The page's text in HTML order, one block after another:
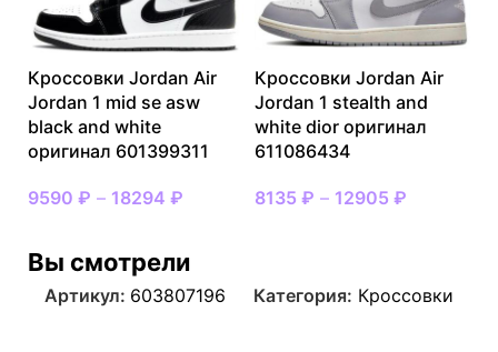
Кроссовки Jordan Air
Jordan 1 mid se asw
black and white
оригинал 601399311
9590 ₽ – 18294 ₽
Кроссовки Jordan Air
Jordan 1 stealth and
white dior оригинал
611086434
8135 ₽ – 12905 ₽
Вы смотрели
Артикул: 603807196 Категория: Кроссовки